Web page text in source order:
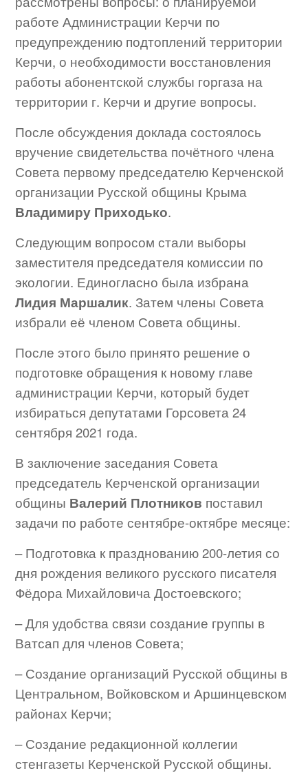
работе Администрации Керчи по
предупреждению подтоплений территории
Керчи, о необходимости восстановления
работы абонентской службы горгаза на
территории г. Керчи и другие вопросы.
После обсуждения доклада состоялось
вручение свидетельства почётного члена
Совета первому председателю Керченской
организации Русской общины Крыма
Владимиру Приходько.
Следующим вопросом стали выборы
заместителя председателя комиссии по
экологии. Единогласно была избрана
Лидия Маршалик. Затем члены Совета
избрали её членом Совета общины.
После этого было принято решение о
подготовке обращения к новому главе
администрации Керчи, который будет
избираться депутатами Горсовета 24
сентября 2021 года.
В заключение заседания Совета
председатель Керченской организации
общины Валерий Плотников поставил
задачи по работе сентябре-октябре месяце:
– Подготовка к празднованию 200-летия со
дня рождения великого русского писателя
Фёдора Михайловича Достоевского;
– Для удобства связи создание группы в
Ватсап для членов Совета;
– Создание организаций Русской общины в
Центральном, Войковском и Аршинцевском
районах Керчи;
– Создание редакционной коллегии
стенгазеты Керченской Русской общины.